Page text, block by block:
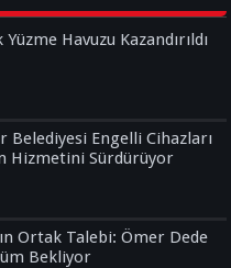
Havuzu Kazandırıldı
Belediyesi Engelli Cihazları
Hizmetini Sürdürüyor
Ortak Talebi: Ömer Dede
Bekliyor